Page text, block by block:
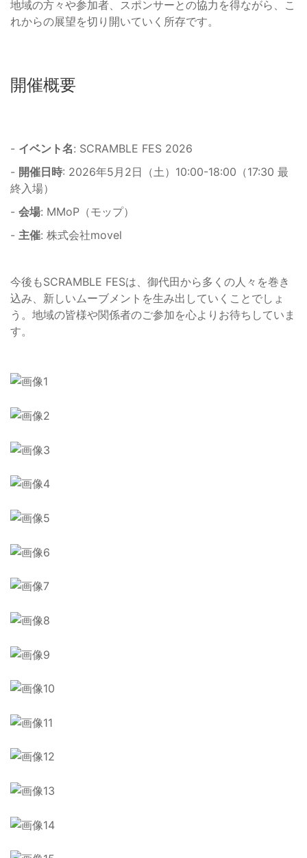
地域の方々や参加者、スポンサーとの協力を得ながら、こ
れからの展望を切り開いていく所存です。
開催概要
- イベント名: SCRAMBLE FES 2026
- 開催日時: 2026年5月2日（土）10:00-18:00（17:30 最
終入場）
- 会場: MMoP（モップ）
- 主催: 株式会社movel
今後もSCRAMBLE FESは、御代田から多くの人々を巻き
込み、新しいムーブメントを生み出していくことでしょ
う。地域の皆様や関係者のご参加を心よりお待ちしていま
す。